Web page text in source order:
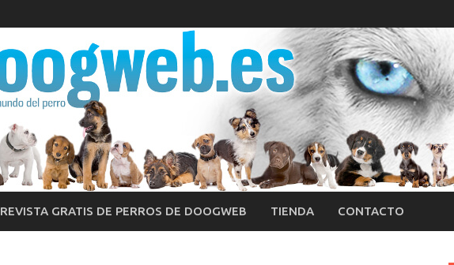
REVISTA GRATIS DE PERROS DE DOOGWEB TIENDA CONTACTO